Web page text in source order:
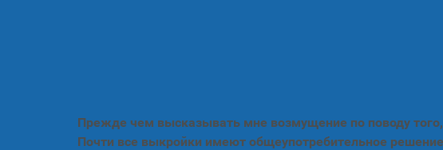
Прежде чем высказывать мне возмущение по поводу
Почти все выкройки имеют общеупотребительное